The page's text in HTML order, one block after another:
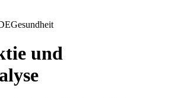
Gesundheit
und